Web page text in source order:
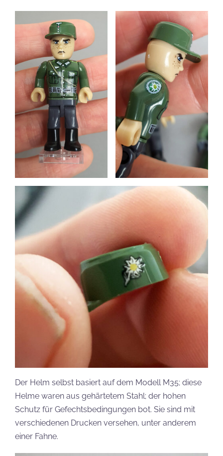
Der Helm selbst basiert auf dem Modell M35; diese
Helme waren aus gehärtetem Stahl; der hohen
Schutz für Gefechtsbedingungen bot. Sie sind mit
verschiedenen Drucken versehen, unter anderem
einer Fahne.